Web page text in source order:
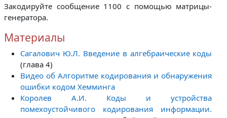
Закодируйте сообщение 1100 с помощью матрицы-
генератора.
Материалы
Сагалович Ю.Л. Введение в алгебраические коды
(глава 4)
Видео об Алгоритме кодирования и обнаружения
ошибки кодом Хемминга
Королев А.И. Коды и устройства
помехоустойчивого кодирования информации.